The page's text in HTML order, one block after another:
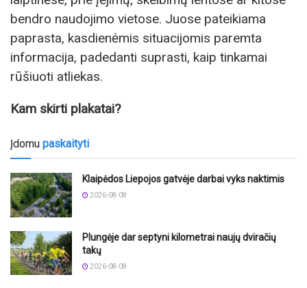
bendro naudojimo vietose. Juose pateikiama
paprasta, kasdienėmis situacijomis paremta
informacija, padedanti suprasti, kaip tinkamai
rūšiuoti atliekas.
Kam skirti plakatai?
Įdomu paskaityti
Klaipėdos Liepojos gatvėje darbai vyks naktimis
2026-08-08
Plungėje dar septyni kilometrai naujų dviračių
takų
2026-08-08